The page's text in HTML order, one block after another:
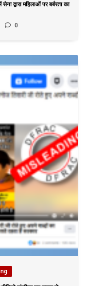
द्वारा महिलाओं पर बर्बरता का
0